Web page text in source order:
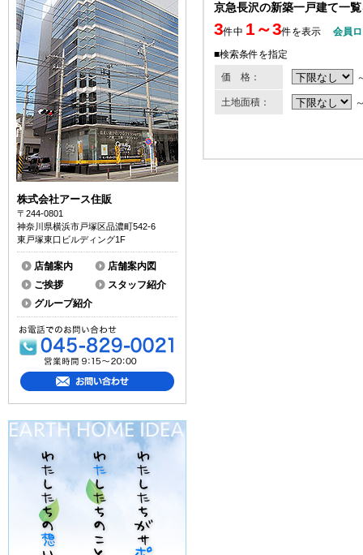
京急長沢の新築一戸建て一
3件中 1～3件を表示
会員
■検索条件を指定
価 格：
土地面積：
株式会社アース住販
〒244-0801
神奈川県横浜市戸塚区品濃町542-6
東戸塚東口ビルディング1F
店舗案内
店舗案内図
ご挨拶
スタッフ紹介
グループ紹介